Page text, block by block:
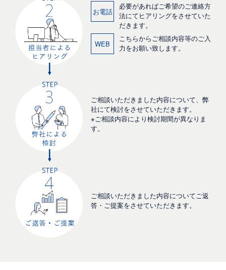
お電話
必要があればご希望のご連絡方
法にてヒアリングをさせていた
だきます。
WEB
こちらからご相談内容等のご入
力をお願い致します。
ご相談いただきました内容について、弊
社にて検討をさせていただきます。
※ご相談内容により検討期間が異なりま
す。
ご相談いただきました内容についてご返
答・ご提案をさせていただきます。